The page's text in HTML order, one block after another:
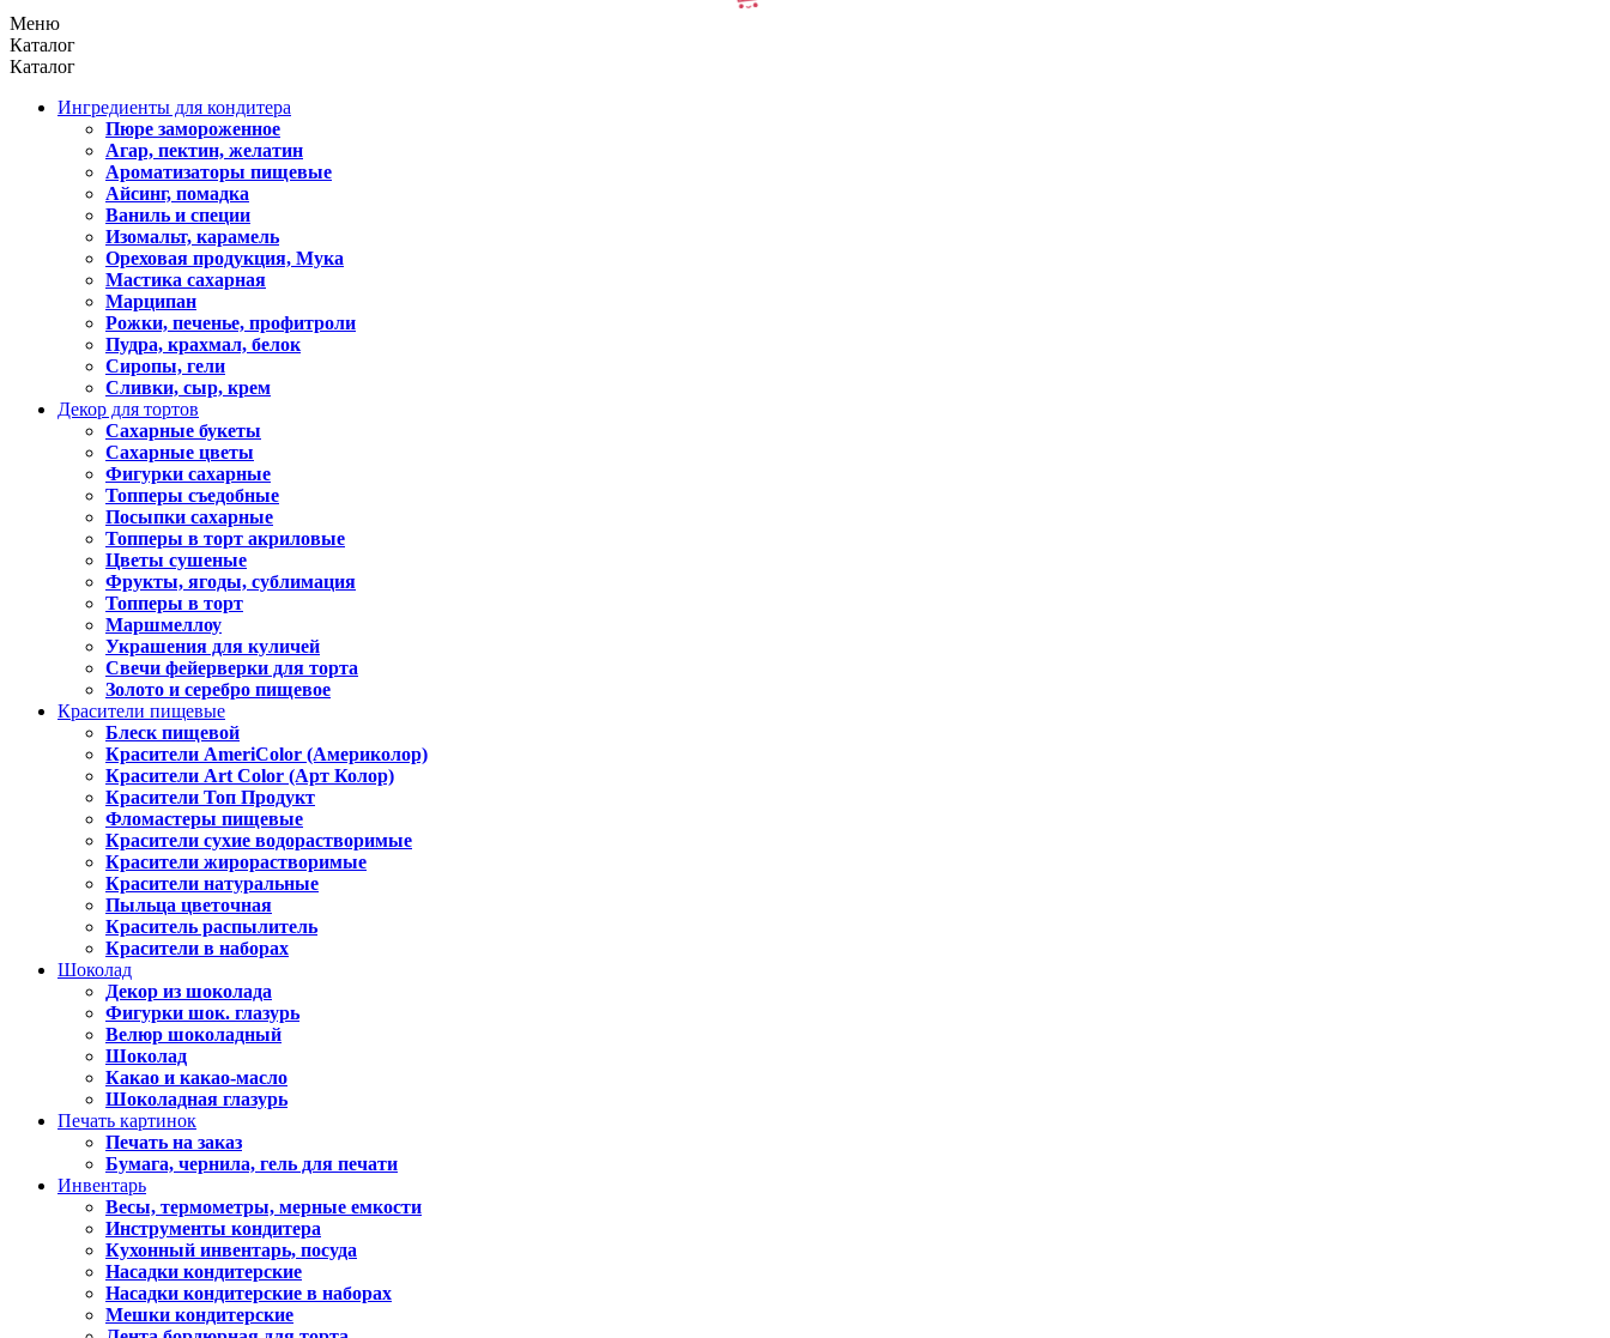
Меню
Каталог
Каталог
Ингредиенты для кондитера
Пюре замороженное
Агар, пектин, желатин
Ароматизаторы пищевые
Айсинг, помадка
Ваниль и специи
Изомальт, карамель
Ореховая продукция, Мука
Мастика сахарная
Марципан
Рожки, печенье, профитроли
Пудра, крахмал, белок
Сиропы, гели
Сливки, сыр, крем
Декор для тортов
Сахарные букеты
Сахарные цветы
Фигурки сахарные
Топперы съедобные
Посыпки сахарные
Топперы в торт акриловые
Цветы сушеные
Фрукты, ягоды, сублимация
Топперы в торт
Маршмеллоу
Украшения для куличей
Свечи фейерверки для торта
Золото и серебро пищевое
Красители пищевые
Блеск пищевой
Красители AmeriColor (Америколор)
Красители Art Color (Арт Колор)
Красители Топ Продукт
Фломастеры пищевые
Красители сухие водорастворимые
Красители жирорастворимые
Красители натуральные
Пыльца цветочная
Краситель распылитель
Красители в наборах
Шоколад
Декор из шоколада
Фигурки шок. глазурь
Велюр шоколадный
Шоколад
Какао и какао-масло
Шоколадная глазурь
Печать картинок
Печать на заказ
Бумага, чернила, гель для печати
Инвентарь
Весы, термометры, мерные емкости
Инструменты кондитера
Кухонный инвентарь, посуда
Насадки кондитерские
Насадки кондитерские в наборах
Мешки кондитерские